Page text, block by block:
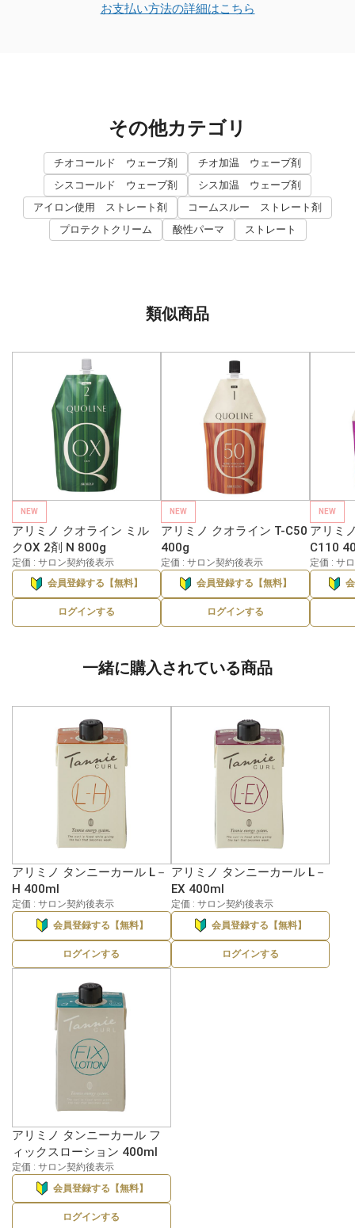
お支払い方法の詳細はこちら
その他カテゴリ
チオコールド ウェーブ剤
チオ加温 ウェーブ剤
シスコールド ウェーブ剤
シス加温 ウェーブ剤
アイロン使用 ストレート剤
コームスルー ストレート剤
プロテクトクリーム
酸性パーマ ストレート
類似商品
NEW
アリミノ クオライン ミル
クOX 2剤 N 800g
定価 : サロン契約後表示
会員登録する【無料】
ログインする
NEW
アリミノ クオライン T-C50
400g
定価 : サロン契約後表示
会員登録する【無料】
ログインする
NEW
アリミ
C110
定価 : サ
一緒に購入されている商品
アリミノ タンニーカール L－
H 400ml
定価 : サロン契約後表示
会員登録する【無料】
ログインする
アリミノ タンニーカール L－
EX 400ml
定価 : サロン契約後表示
会員登録する【無料】
ログインする
アリミノ タンニーカール フ
ィックスローション 400ml
定価 : サロン契約後表示
会員登録する【無料】
ログインする